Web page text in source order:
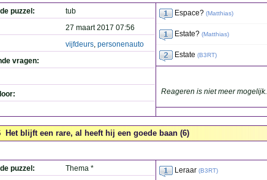
puzzel:
tub
27 maart 2017 07:56
vijfdeurs, personenauto
vragen:
Espace? (Matthias)
Estate? (Matthias)
Estate (B3RT)
Reageren is niet meer mogelijk.
Het blijft een rare, al heeft hij een goede baan (6)
puzzel:
Thema *
Leraar (B3RT)